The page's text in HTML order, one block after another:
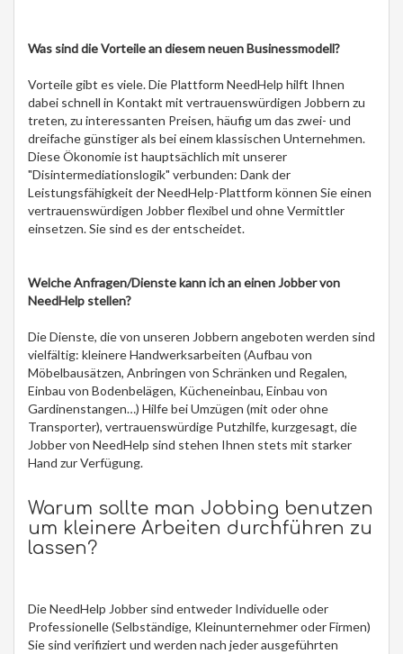
Was sind die Vorteile an diesem neuen Businessmodell?
Vorteile gibt es viele. Die Plattform NeedHelp hilft Ihnen
dabei schnell in Kontakt mit vertrauenswürdigen Jobbern zu
treten, zu interessanten Preisen, häufig um das zwei- und
dreifache günstiger als bei einem klassischen Unternehmen.
Diese Ökonomie ist hauptsächlich mit unserer
"Disintermediationslogik" verbunden: Dank der
Leistungsfähigkeit der NeedHelp-Plattform können Sie einen
vertrauenswürdigen Jobber flexibel und ohne Vermittler
einsetzen. Sie sind es der entscheidet.
Welche Anfragen/Dienste kann ich an einen Jobber von
NeedHelp stellen?
Die Dienste, die von unseren Jobbern angeboten werden sind
vielfältig: kleinere Handwerksarbeiten (Aufbau von
Möbelbausätzen, Anbringen von Schränken und Regalen,
Einbau von Bodenbelägen, Kücheneinbau, Einbau von
Gardinenstangen…) Hilfe bei Umzügen (mit oder ohne
Transporter), vertrauenswürdige Putzhilfe, kurzgesagt, die
Jobber von NeedHelp sind stehen Ihnen stets mit starker
Hand zur Verfügung.
Warum sollte man Jobbing benutzen
um kleinere Arbeiten durchführen zu
lassen?
Die NeedHelp Jobber sind entweder Individuelle oder
Professionelle (Selbständige, Kleinunternehmer oder Firmen)
Sie sind verifiziert und werden nach jeder ausgeführten